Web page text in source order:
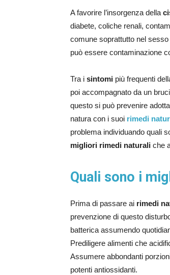
A favorire l’insorgenza della
diabete, coliche renali,
comune soprattutto nel
può essere contaminazione
Tra i sintomi più frequenti
poi accompagnato da un
questo si può prevenire
natura con i suoi rimedi
problema individuando quali
migliori rimedi naturali che
Quali sono i
Prima di passare ai rimedi
prevenzione di questo
batterica assumendo
Prediligere alimenti che
Assumere abbondanti
potenti antiossidanti.